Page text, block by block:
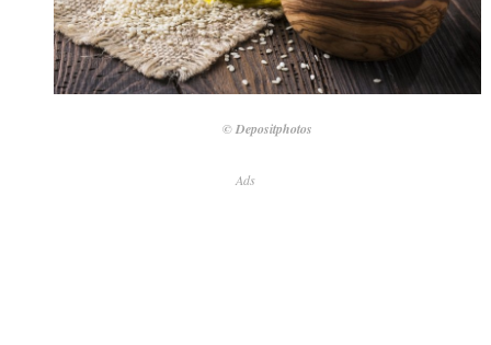
© Depositphotos
Ads